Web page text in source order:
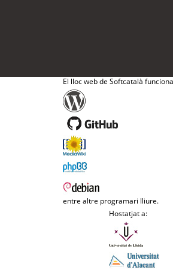
El lloc web de Softcatalà
entre altre programari lliure.
Hostatjat a: